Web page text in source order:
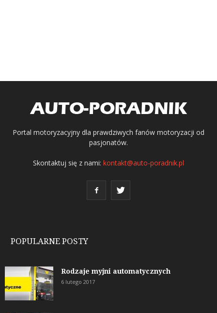
Portal motoryzacyjny dla prawdziwych fanów motoryzacji od
pasjonatów.
Skontaktuj się z nami: kontakt@auto-poradnik.pl
POPULARNE POSTY
Rodzaje myjni automatycznych
6 lutego 2017